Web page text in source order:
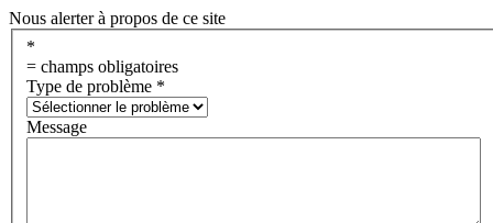
Nous alerter à propos de ce site
*
= champs obligatoires
Type de problème *
Message